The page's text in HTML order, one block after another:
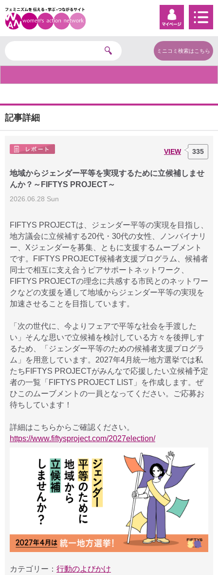
ミニコミ検索はこちら
記事詳細
VIEW 335
地域からジェンダー平等を実現するために立候補しませ
んか？～FIFTYS PROJECT～
2026.06.28 Sun
FIFTYS PROJECTは、ジェンダー平等の実現を目指し、
地方議会に立候補する20代・30代の女性、ノンバイナリ
ー、Xジェンダーを募集、ともに支援するムーブメント
です。FIFTYS PROJECT候補者支援プログラム、候補者
同士で相互に支え合うピアサポートネットワーク、
FIFTYS PROJECTの理念に共感する市民とのネットワー
クなどの支援を通して地域からジェンダー平等の実現を
加速させることを目指しています。
「次の世代に、今よりフェアで平等な社会を手渡した
い」そんな思いで立候補を検討している方々を後押しす
るため、「ジェンダー平等のための候補者支援プログラ
ム」を用意しています。2027年4月統一地方選挙では私
たちFIFTYS PROJECTがみんなで応援したい立候補予定
者の一覧「FIFTYS PROJECT LIST」を作成します。ぜ
ひこのムーブメントの一員となってください。ご応募お
待ちしています！
詳細はこちらからご確認ください。
https://www.fiftysproject.com/2027election/
カテゴリー： 行動のよびかけ